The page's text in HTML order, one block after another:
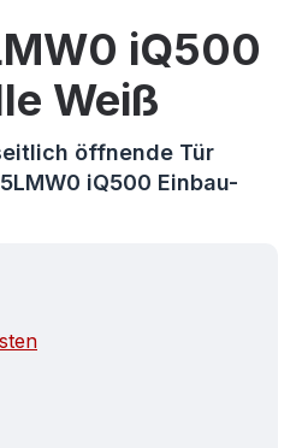
iQ500
Weiß
öffnende Tür
iQ500 Einbau-